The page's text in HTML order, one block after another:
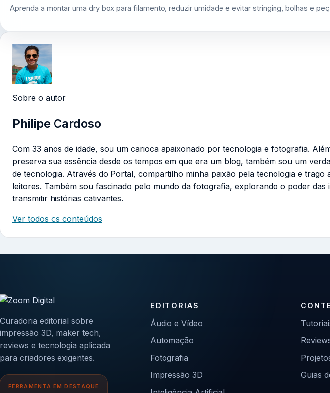
Aprenda a montar uma dry box para filamento, reduzir umidade e evitar stringing, bolhas e
Sobre o autor
Philipe Cardoso
Com 33 anos de idade, sou um carioca apaixonado por tecnologia e fotografia.
preserva sua essência desde os tempos em que era um blog, também sou um
de tecnologia. Através do Portal, compartilho minha paixão pela tecnologia e trago
leitores. Também sou fascinado pelo mundo da fotografia, explorando o poder
transmitir histórias cativantes.
Ver todos os conteúdos
Curadoria editorial sobre
impressão 3D, maker tech,
reviews e tecnologia aplicada
para criadores exigentes.
FERRAMENTA EM DESTAQUE
EDITORIAS
Áudio e Vídeo
Automação
Fotografia
Impressão 3D
Guias